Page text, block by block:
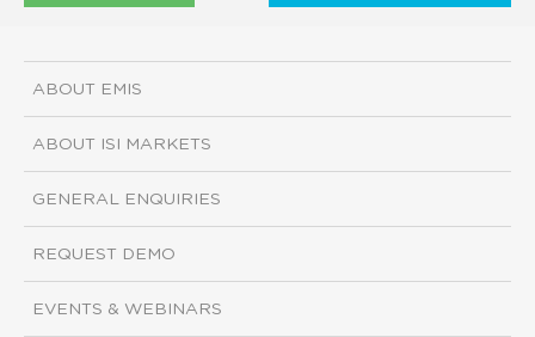
ABOUT EMIS
ABOUT ISI MARKETS
GENERAL ENQUIRIES
REQUEST DEMO
EVENTS & WEBINARS